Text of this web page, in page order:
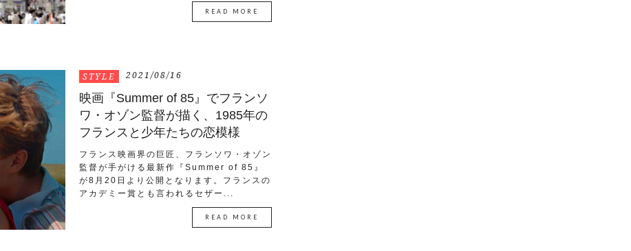
READ MORE
STYLE 2021/08/16
映画『Summer of 85』でフランソ
ワ・オゾン監督が描く、1985年の
フランスと少年たちの恋模様
フランス映画界の巨匠、フランソワ・オゾン
監督が手がける最新作『Summer of 85』
が8月20日より公開となります。フランスの
アカデミー賞とも言われるセザー...
READ MORE